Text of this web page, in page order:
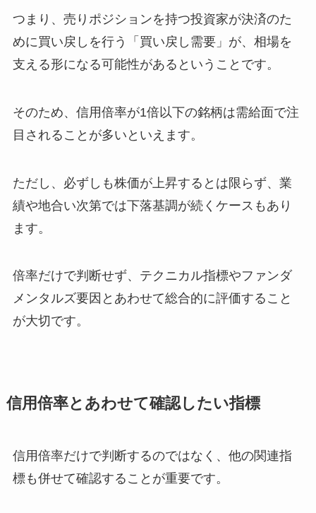
つまり、売りポジションを持つ投資家が決済のた
めに買い戻しを行う「買い戻し需要」が、相場を
支える形になる可能性があるということです。
そのため、信用倍率が1倍以下の銘柄は需給面で注
目されることが多いといえます。
ただし、必ずしも株価が上昇するとは限らず、業
績や地合い次第では下落基調が続くケースもあり
ます。
倍率だけで判断せず、テクニカル指標やファンダ
メンタルズ要因とあわせて総合的に評価すること
が大切です。
信用倍率とあわせて確認したい指標
信用倍率だけで判断するのではなく、他の関連指
標も併せて確認することが重要です。